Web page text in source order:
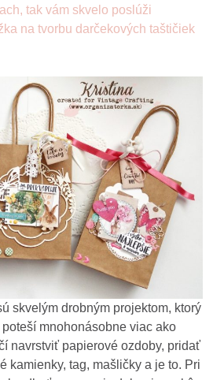
tak vám skvelo poslúži
na tvorbu darčekových taštičiek
skvelým drobným projektom, ktorý
mnohonásobne viac ako
navrstviť papierové ozdoby, pridať
kamienky, tag, mašličky a je to. Pri